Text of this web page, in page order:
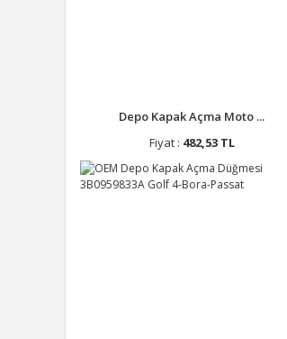
Depo Kapak Açma Moto ...
Fiyat : 482,53 TL